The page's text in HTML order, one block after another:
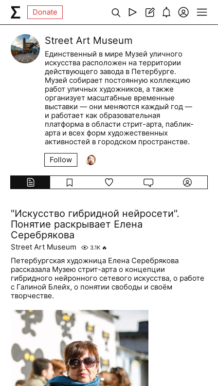
Donate
Street Art Museum
Единственный в мире Музей уличного
искусства расположен на территории
действующего завода в Петербурге.
Музей собирает постоянную коллекцию
работ уличных художников, а также
организует масштабные временные
выставки — они меняются каждый год —
и работает как образовательная
платформа в области стрит-арта, паблик-
арта и всех форм художественных
активностей в городском пространстве.
Follow
"Искусство гибридной нейросети".
Понятие раскрывает Елена
Серебрякова
Street Art Museum 3.1K 🔥
Петербургская художница Елена Серебрякова
рассказала Музею стрит-арта о концепции
гибридного нейронного сетевого искусства, о работе
с Галиной Блейх, о понятии свободы и своём
творчестве.